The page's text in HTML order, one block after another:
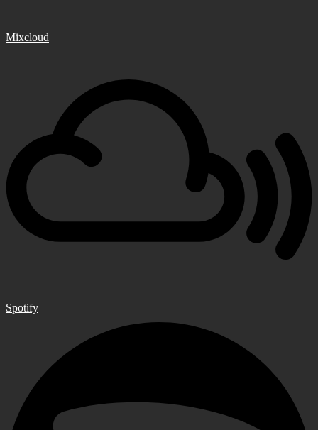
Mixcloud
Spotify